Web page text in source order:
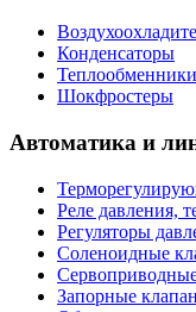
Конденсаторы
Теплообменники
Шокфростеры
Автоматика и
Реле давления,
Регуляторы
Соленоидные
Запорные